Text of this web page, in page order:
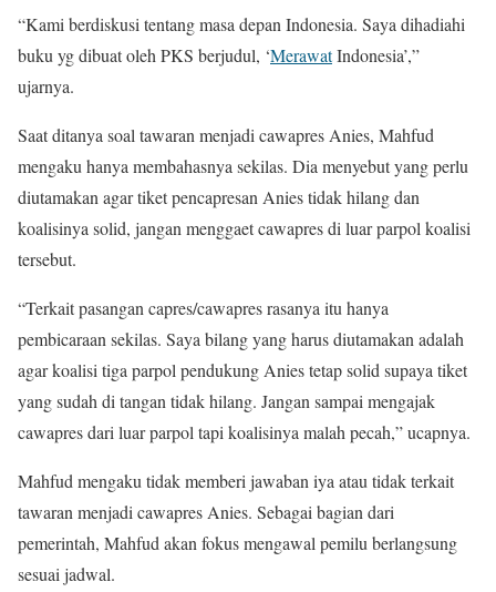
“Kami berdiskusi tentang masa depan Indonesia. Saya dihadiahi
buku yg dibuat oleh PKS berjudul, ‘MerawatIndonesia’,”
ujarnya.
Saat ditanya soal tawaran menjadi cawapres Anies, Mahfud
mengaku hanya membahasnya sekilas. Dia menyebut yang perlu
diutamakan agar tiket pencapresan Anies tidak hilang dan
koalisinya solid, jangan menggaet cawapres di luar parpol koalisi
tersebut.
“Terkait pasangan capres/cawapres rasanya itu hanya
pembicaraan sekilas. Saya bilang yang harus diutamakan adalah
agar koalisi tiga parpol pendukung Anies tetap solid supaya tiket
yang sudah di tangan tidak hilang. Jangan sampai mengajak
cawapres dari luar parpol tapi koalisinya malah pecah,” ucapnya.
Mahfud mengaku tidak memberi jawaban iya atau tidak terkait
tawaran menjadi cawapres Anies. Sebagai bagian dari
pemerintah, Mahfud akan fokus mengawal pemilu berlangsung
sesuai jadwal.